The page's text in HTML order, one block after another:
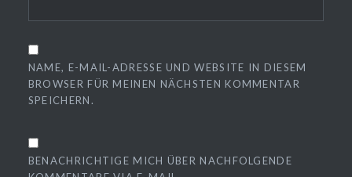
NAME, E-MAIL-ADRESSE UND WEBSITE IN DIESEM
BROWSER FÜR MEINEN NÄCHSTEN KOMMENTAR
SPEICHERN.
BENACHRICHTIGE MICH ÜBER NACHFOLGENDE